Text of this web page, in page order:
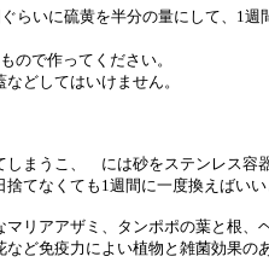
らいに硫黄を半分の量にして、1週
ので作ってください。
どしてはいけません。
まうこ、 には砂をステンレス容
てなくても1週間に一度換えばいい
リアアザミ、タンポポの葉と根、
ど免疫力によい植物と雑菌効果の